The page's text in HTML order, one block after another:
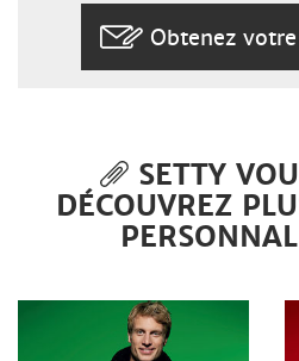
Obtenez
SETTY
DÉCOUVREZ